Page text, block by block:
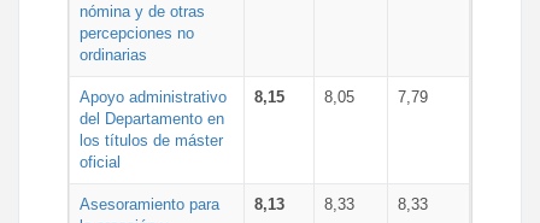
nómina y de otras
percepciones no
ordinarias
Apoyo administrativo
del Departamento en
los títulos de máster
oficial
8,15 8,05 7,79
Asesoramiento para
8,13 8,33 8,33